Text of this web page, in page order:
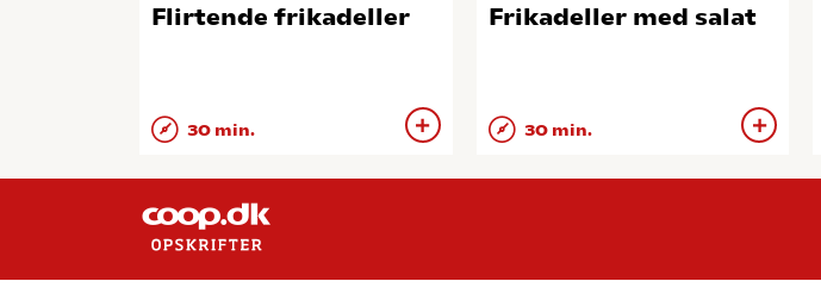
Flirtende frikadeller
30 min.
Frikadeller med salat
30 min.